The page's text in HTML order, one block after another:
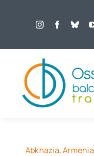
Abkhazia,Armenia